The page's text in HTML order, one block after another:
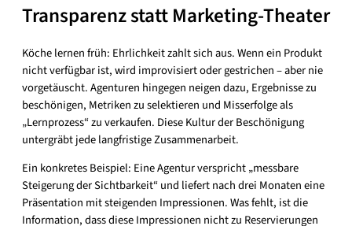
Transparenz statt Marketing-Theater
Köche lernen früh: Ehrlichkeit zahlt sich aus. Wenn ein Produkt
nicht verfügbar ist, wird improvisiert oder gestrichen – aber nie
vorgetäuscht. Agenturen hingegen neigen dazu, Ergebnisse zu
beschönigen, Metriken zu selektieren und Misserfolge als
„Lernprozess“ zu verkaufen. Diese Kultur der Beschönigung
untergräbt jede langfristige Zusammenarbeit.
Ein konkretes Beispiel: Eine Agentur verspricht „messbare
Steigerung der Sichtbarkeit“ und liefert nach drei Monaten eine
Präsentation mit steigenden Impressionen. Was fehlt, ist die
Information, dass diese Impressionen nicht zu Reservierungen